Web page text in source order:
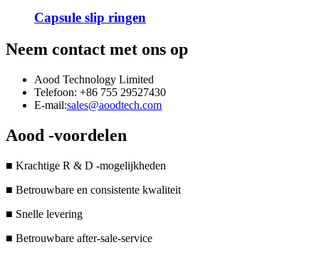
Capsule slip ringen
Neem contact met ons op
Aood Technology Limited
Telefoon: +86 755 29527430
E-mail:sales@aoodtech.com
Aood -voordelen
■ Krachtige R & D -mogelijkheden
■ Betrouwbare en consistente kwaliteit
■ Snelle levering
■ Betrouwbare after-sale-service